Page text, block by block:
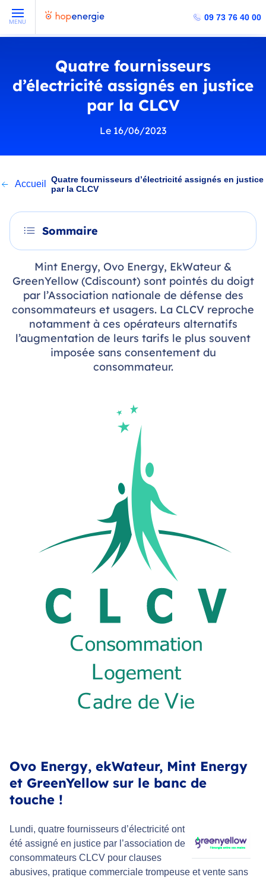
MENU 09 73 76 40 00
Quatre fournisseurs
d’électricité assignés en justice
par la CLCV
Le 16/06/2023
Accueil
Quatre fournisseurs d’électricité assignés en justice
par la CLCV
Sommaire
Mint Energy, Ovo Energy, EkWateur &
GreenYellow (Cdiscount) sont pointés du doigt
par l’Association nationale de défense des
consommateurs et usagers. La CLCV reproche
notamment à ces opérateurs alternatifs
l’augmentation de leurs tarifs le plus souvent
imposée sans consentement du
consommateur.
Ovo Energy, ekWateur, Mint Energy
et GreenYellow sur le banc de
touche !
Lundi, quatre fournisseurs d’électricité ont
été assigné en justice par l’association de
consommateurs CLCV pour clauses
abusives, pratique commerciale trompeuse et vente sans